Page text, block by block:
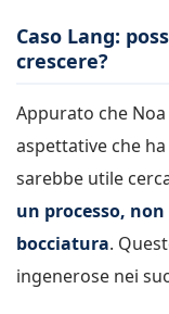
Caso Lang:
crescere?
Appurato che
aspettative che
sarebbe utile
un processo,
bocciatura.
ingenerose nei